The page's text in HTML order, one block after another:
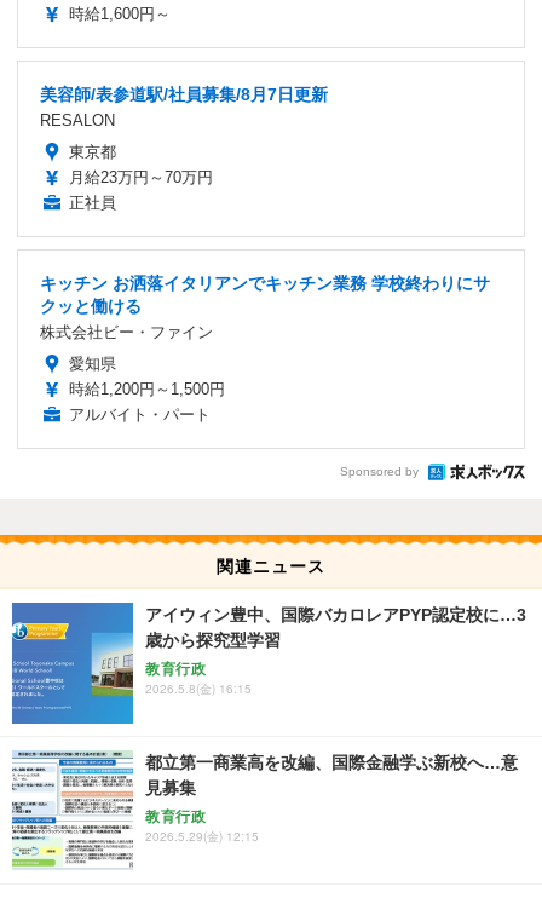
時給1,600円～
美容師/表参道駅/社員募集/8月7日更新
RESALON
東京都
月給23万円～70万円
正社員
キッチン お洒落イタリアンでキッチン業務 学校終わりにサ
クッと働ける
株式会社ビー・ファイン
愛知県
時給1,200円～1,500円
アルバイト・パート
Sponsored by
関連ニュース
アイウィン豊中、国際バカロレアPYP認定校に…3
歳から探究型学習
教育行政
2026.5.8(金) 16:15
都立第一商業高を改編、国際金融学ぶ新校へ…意
見募集
教育行政
2026.5.29(金) 12:15